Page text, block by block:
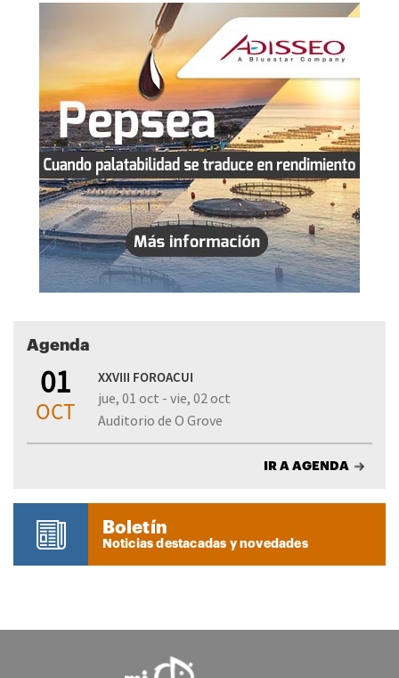
Agenda
01
OCT
XXVIII FOROACUI
jue, 01 oct - vie, 02 oct
Auditorio de O Grove
IR A AGENDA
Boletín
Noticias destacadas y novedades